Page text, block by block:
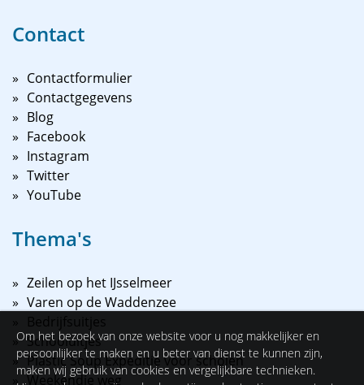
Contact
Contactformulier
Contactgegevens
Blog
Facebook
Instagram
Twitter
YouTube
Thema's
Zeilen op het IJsselmeer
Varen op de Waddenzee
Bedrijfsuitjes
Schooluitjes
Plastic Soup Expeditie voor scholen
Weekendje weg
Om het bezoek van onze website voor u nog makkelijker en
persoonlijker te maken en u beter van dienst te kunnen zijn,
maken wij gebruik van cookies en vergelijkbare technieken.